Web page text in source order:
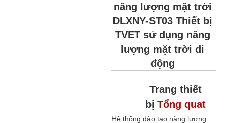
năng lượng mặt trời
DLXNY-ST03 Thiết bị
TVET sử dụng năng
lượng mặt trời di
động
Trang thiết
bị Tổng quat
Hệ thống đào tạo năng lượng